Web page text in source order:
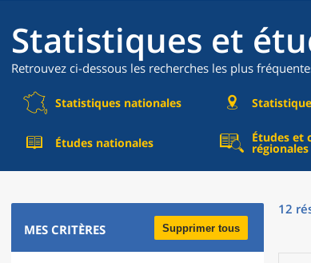
Statistiques et
Retrouvez ci-dessous les recherches les plus
Statistiques nationales
Études nationales Études et
régionales
MES CRITÈRES Supprimer tous
12